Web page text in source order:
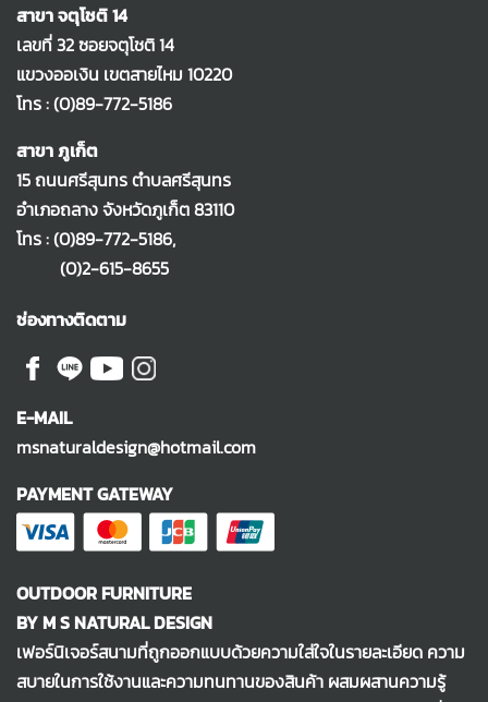
สาขา จตุโชติ 14
เลขที่ 32 ซอยจตุโชติ 14
แขวงออเงิน เขตสายไหม 10220
โทร :(0)89-772-5186
สาขา ภูเก็ต
15 ถนนศรีสุนทร ตำบลศรีสุนทร
อำเภอถลาง จังหวัดภูเก็ต 83110
โทร :(0)89-772-5186,
(0)2-615-8655
ช่องทางติดตาม
E-MAIL
msnaturaldesign@hotmail.com
PAYMENT GATEWAY
OUTDOOR FURNITURE
BY M S NATURAL DESIGN
เฟอร์นิเจอร์สนามที่ถูกออกแบบด้วยความใส่ใจในรายละเอียด ความ
สบายในการใช้งานและความทนทานของสินค้า ผสมผสานความรู้